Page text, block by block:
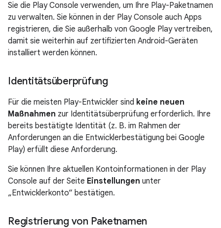
Sie die Play Console verwenden, um Ihre Play-Paketnamen
zu verwalten. Sie können in der Play Console auch Apps
registrieren, die Sie außerhalb von Google Play vertreiben,
damit sie weiterhin auf zertifizierten Android-Geräten
installiert werden können.
Identitätsüberprüfung
Für die meisten Play-Entwickler sind keine neuen
Maßnahmen zur Identitätsüberprüfung erforderlich. Ihre
bereits bestätigte Identität (z. B. im Rahmen der
Anforderungen an die Entwicklerbestätigung bei Google
Play) erfüllt diese Anforderung.
Sie können Ihre aktuellen Kontoinformationen in der Play
Console auf der Seite Einstellungen unter
„Entwicklerkonto“ bestätigen.
Registrierung von Paketnamen